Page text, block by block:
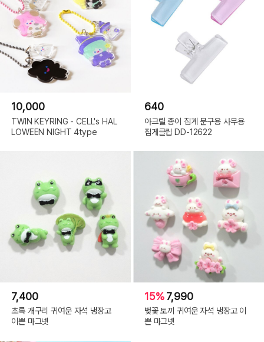
10,000
TWIN KEYRING - CELL's HAL
LOWEEN NIGHT 4type
640
아크릴 종이 집게 문구용 사무용
집게클립 DD-12622
7,400
초록 개구리 귀여운 자석 냉장고
이쁜 마그넷
15%7,990
벚꽃 토끼 귀여운 자석 냉장고 이
쁜 마그넷